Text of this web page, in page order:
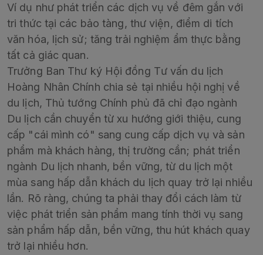
Ví dụ như phát triển các dịch vụ về đêm gắn với
tri thức tại các bảo tàng, thư viện, điểm di tích
văn hóa, lịch sử; tăng trải nghiệm ẩm thực bằng
tất cả giác quan.
Trưởng Ban Thư ký Hội đồng Tư vấn du lịch
Hoàng Nhân Chính chia sẻ tại nhiều hội nghị về
du lịch, Thủ tướng Chính phủ đã chỉ đạo ngành
Du lịch cần chuyển từ xu hướng giới thiệu, cung
cấp "cái mình có" sang cung cấp dịch vụ và sản
phẩm mà khách hàng, thị trường cần; phát triển
ngành Du lịch nhanh, bền vững, từ du lịch một
mùa sang hấp dẫn khách du lịch quay trở lại nhiều
lần. Rõ ràng, chúng ta phải thay đổi cách làm từ
việc phát triển sản phẩm mang tính thời vụ sang
sản phẩm hấp dẫn, bền vững, thu hút khách quay
trở lại nhiều hơn.